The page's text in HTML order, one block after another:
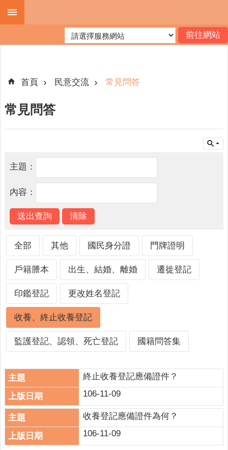
跳到主要內容區塊
階
機
關
便
服
務
統
計
最
新
消
息
公
開
訊
主
題
專
區
首頁 民意交流 常見問答
常見問答
主題：
內容：
全部 其他 國民身分證 門牌證明
戶籍謄本 出生、結婚、離婚 遷徙登記
印鑑登記 更改姓名登記
收養、終止收養登記
監護登記、認領、死亡登記 國籍問答集
終止收養登記應備證件？
106-11-09
收養登記應備證件為何？
106-11-09